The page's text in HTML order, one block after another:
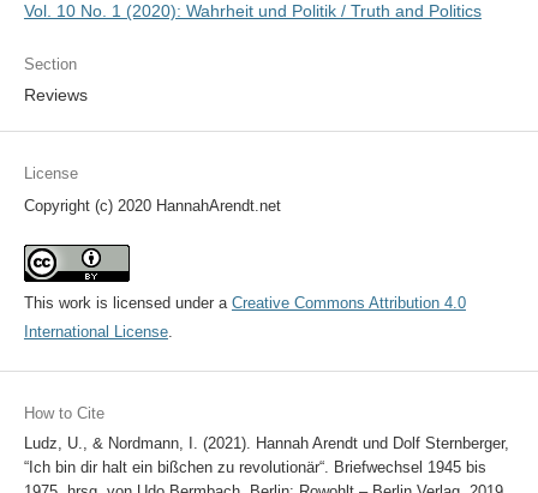
Vol. 10 No. 1 (2020): Wahrheit und Politik / Truth and Politics
Section
Reviews
License
Copyright (c) 2020 HannahArendt.net
This work is licensed under a Creative Commons Attribution 4.0
International License.
How to Cite
Ludz, U., & Nordmann, I. (2021). Hannah Arendt und Dolf Sternberger,
“Ich bin dir halt ein bißchen zu revolutionär“. Briefwechsel 1945 bis